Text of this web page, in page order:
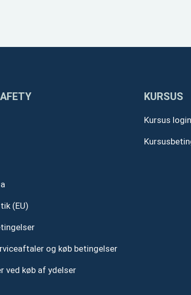
(EU)
og køb betingelser
ved køb af ydelser
KURSUS
Kursus login